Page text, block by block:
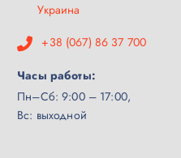
Украина
+38 (067) 86 37 700
Часы работы:
Пн–Сб: 9:00 – 17:00,
Вс: выходной